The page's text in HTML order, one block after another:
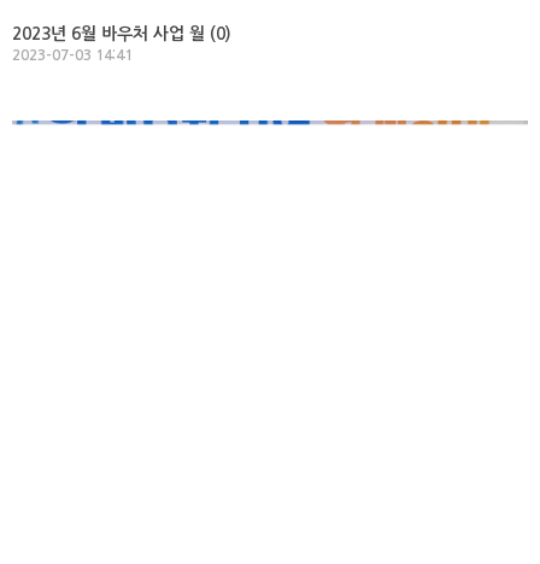
2023년 6월 바우처 사업 월 (0)
2023-07-03 14:41